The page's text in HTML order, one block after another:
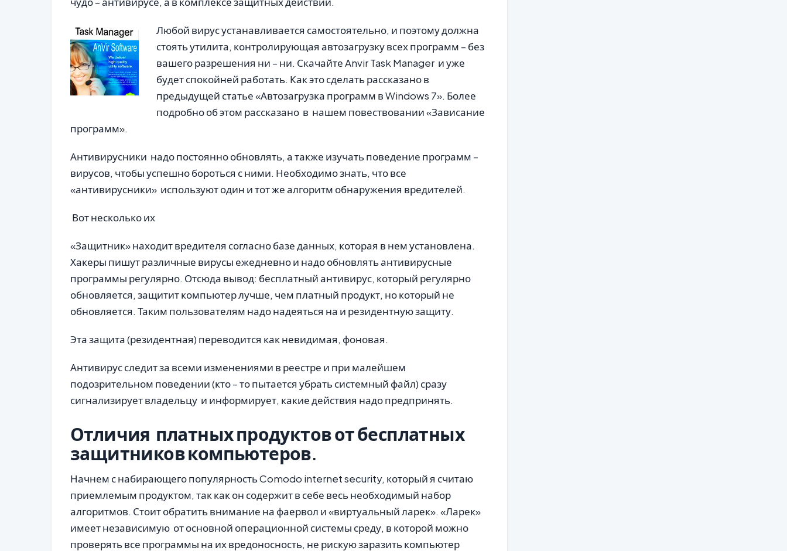
Любой вирус устанавливается самостоятельно, и поэтому должна
стоять утилита, контролирующая автозагрузку всех программ – без
вашего разрешения ни – ни. Скачайте Anvir Task Manager и уже
будет спокойней работать. Как это сделать рассказано в
предыдущей статье «Автозагрузка программ в Windows 7». Более
подробно об этом рассказано в нашем повествовании «Зависание
программ».
Антивирусники надо постоянно обновлять, а также изучать поведение программ –
вирусов, чтобы успешно бороться с ними. Необходимо знать, что все
«антивирусники» используют один и тот же алгоритм обнаружения вредителей.
Вот несколько их
«Защитник» находит вредителя согласно базе данных, которая в нем установлена.
Хакеры пишут различные вирусы ежедневно и надо обновлять антивирусные
программы регулярно. Отсюда вывод: бесплатный антивирус, который регулярно
обновляется, защитит компьютер лучше, чем платный продукт, но который не
обновляется. Таким пользователям надо надеяться на и резидентную защиту.
Эта защита (резидентная) переводится как невидимая, фоновая.
Антивирус следит за всеми изменениями в реестре и при малейшем
подозрительном поведении (кто – то пытается убрать системный файл) сразу
сигнализирует владельцу и информирует, какие действия надо предпринять.
Отличия платных продуктов от бесплатных
защитников компьютеров.
Начнем с набирающего популярность Comodo internet security, который я считаю
приемлемым продуктом, так как он содержит в себе весь необходимый набор
алгоритмов. Стоит обратить внимание на фаервол и «виртуальный ларек». «Ларек»
имеет независимую от основной операционной системы среду, в которой можно
проверять все программы на их вредоносность, не рискую заразить компьютер